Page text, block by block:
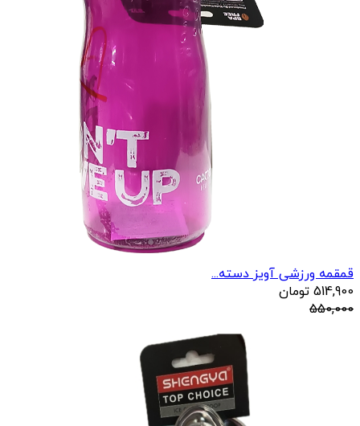
قمقمه ورزشی آویز دسته...
514,900 تومان
550,000